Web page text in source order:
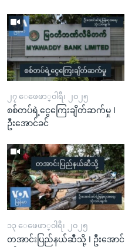
၂၇ ေဖေဖာ္၀ါရီ၊ ၂၀၂၅
စစ်တပ်ရဲ့ငွေကြေးချိတ်ဆက်မှု I
ဦးအောင်ခင်
၁၃ ေဖေဖာ္၀ါရီ၊ ၂၀၂၅
တအာင်းပြည်နယ်ဆီသို့ I ဦးအောင်